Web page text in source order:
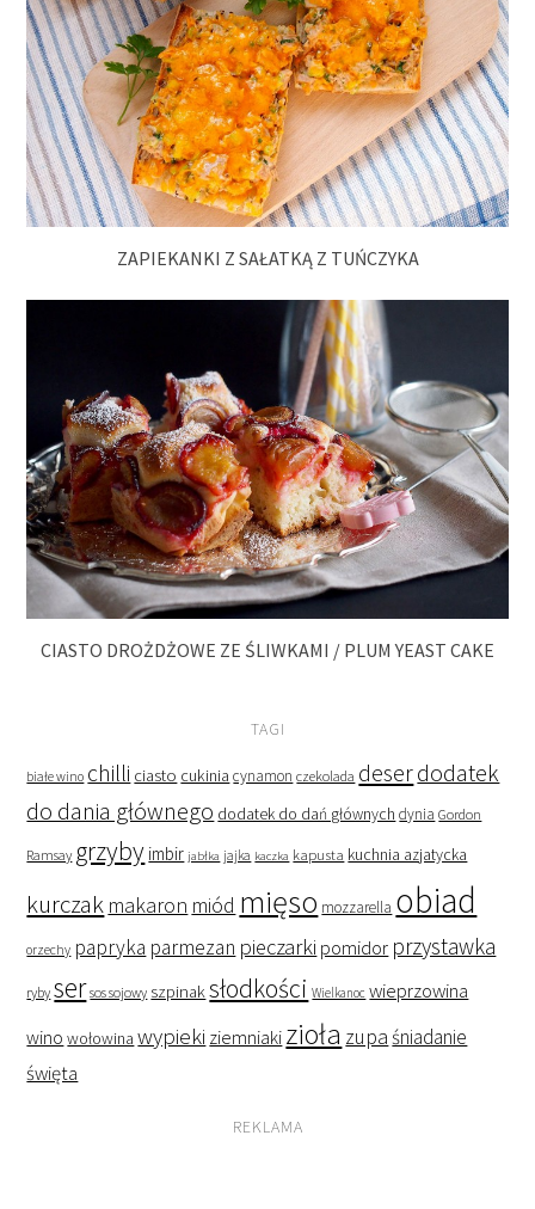
ZAPIEKANKI Z SAŁATKĄ Z TUŃCZYKA
CIASTO DROŻDŻOWE ZE ŚLIWKAMI / PLUM YEAST CAKE
TAGI
białe wino chilli ciasto cukinia cynamon czekolada deserdodatek
do dania głównego dodatek do dań głównych dynia Gordon
Ramsay grzyby imbir jabłka jajka kaczka kapusta kuchnia azjatycka
kurczak makaron miód mięso mozzarella obiad
orzechy papryka parmezan pieczarki pomidor przystawka
ryby ser sos sojowy szpinaksłodkości Wielkanoc wieprzowina
wino wołowina wypieki ziemniaki zioła zupaśniadanie
święta
REKLAMA